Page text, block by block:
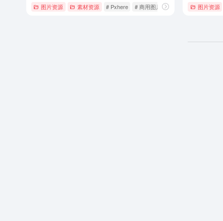
图片资源 素材资源 # Pxhere # 商用图片 # 摄影图片 图片资源